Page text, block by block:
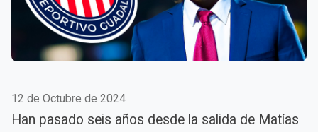
12 de Octubre de 2024
Han pasado seis años desde la salida de Matías